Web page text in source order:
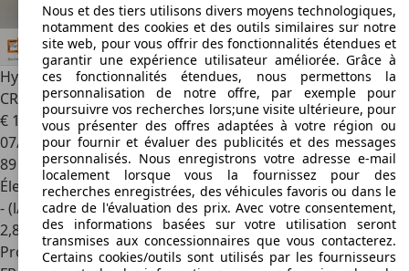
Hyundai i201.0 T-GDI 100ch HYBRID MHEV 48VOLT
CREATIVE DCT BVA
€ 14 990
07/2022
89 990 km
Électrique/Essence
- (l/100 km)
2,8
Professionnel
Nous et des tiers utilisons divers moyens technologiques,
notamment des cookies et des outils similaires sur notre
site web, pour vous offrir des fonctionnalités étendues et
garantir une expérience utilisateur améliorée. Grâce à
ces fonctionnalités étendues, nous permettons la
personnalisation de notre offre, par exemple pour
poursuivre vos recherches lors;une visite ultérieure, pour
vous présenter des offres adaptées à votre région ou
pour fournir et évaluer des publicités et des messages
personnalisés. Nous enregistrons votre adresse e-mail
localement lorsque vous la fournissez pour des
recherches enregistrées, des véhicules favoris ou dans le
cadre de l'évaluation des prix. Avec votre consentement,
des informations basées sur votre utilisation seront
transmises aux concessionnaires que vous contacterez.
Certains cookies/outils sont utilisés par les fournisseurs